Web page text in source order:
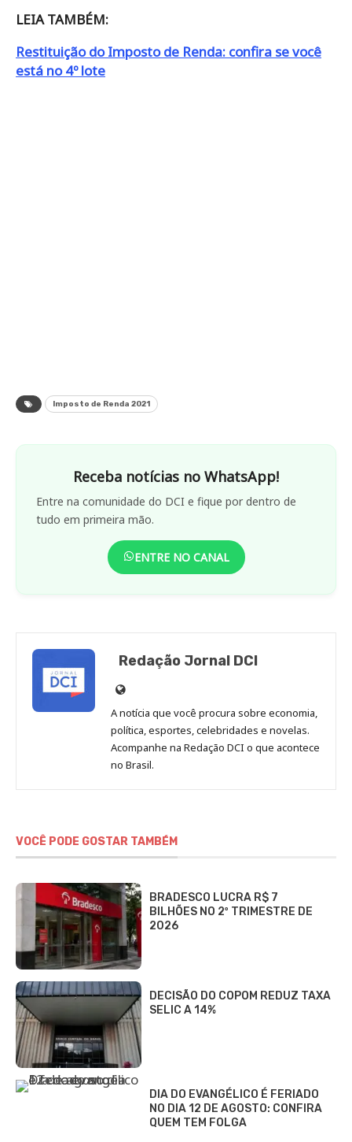
LEIA TAMBÉM:
Restituição do Imposto de Renda: confira se você
está no 4º lote
Imposto de Renda 2021
Receba notícias no WhatsApp!
Entre na comunidade do DCI e fique por dentro de
tudo em primeira mão.
ENTRE NO CANAL
Redação Jornal DCI
Site
de
Redação
Jornal
DCI
A notícia que você procura sobre economia,
política, esportes, celebridades e novelas.
Acompanhe na Redação DCI o que acontece
no Brasil.
VOCÊ PODE GOSTAR TAMBÉM
BRADESCO LUCRA R$ 7
BILHÕES NO 2º TRIMESTRE DE
2026
DECISÃO DO COPOM REDUZ TAXA
SELIC A 14%
DIA DO EVANGÉLICO É FERIADO
NO DIA 12 DE AGOSTO: CONFIRA
QUEM TEM FOLGA